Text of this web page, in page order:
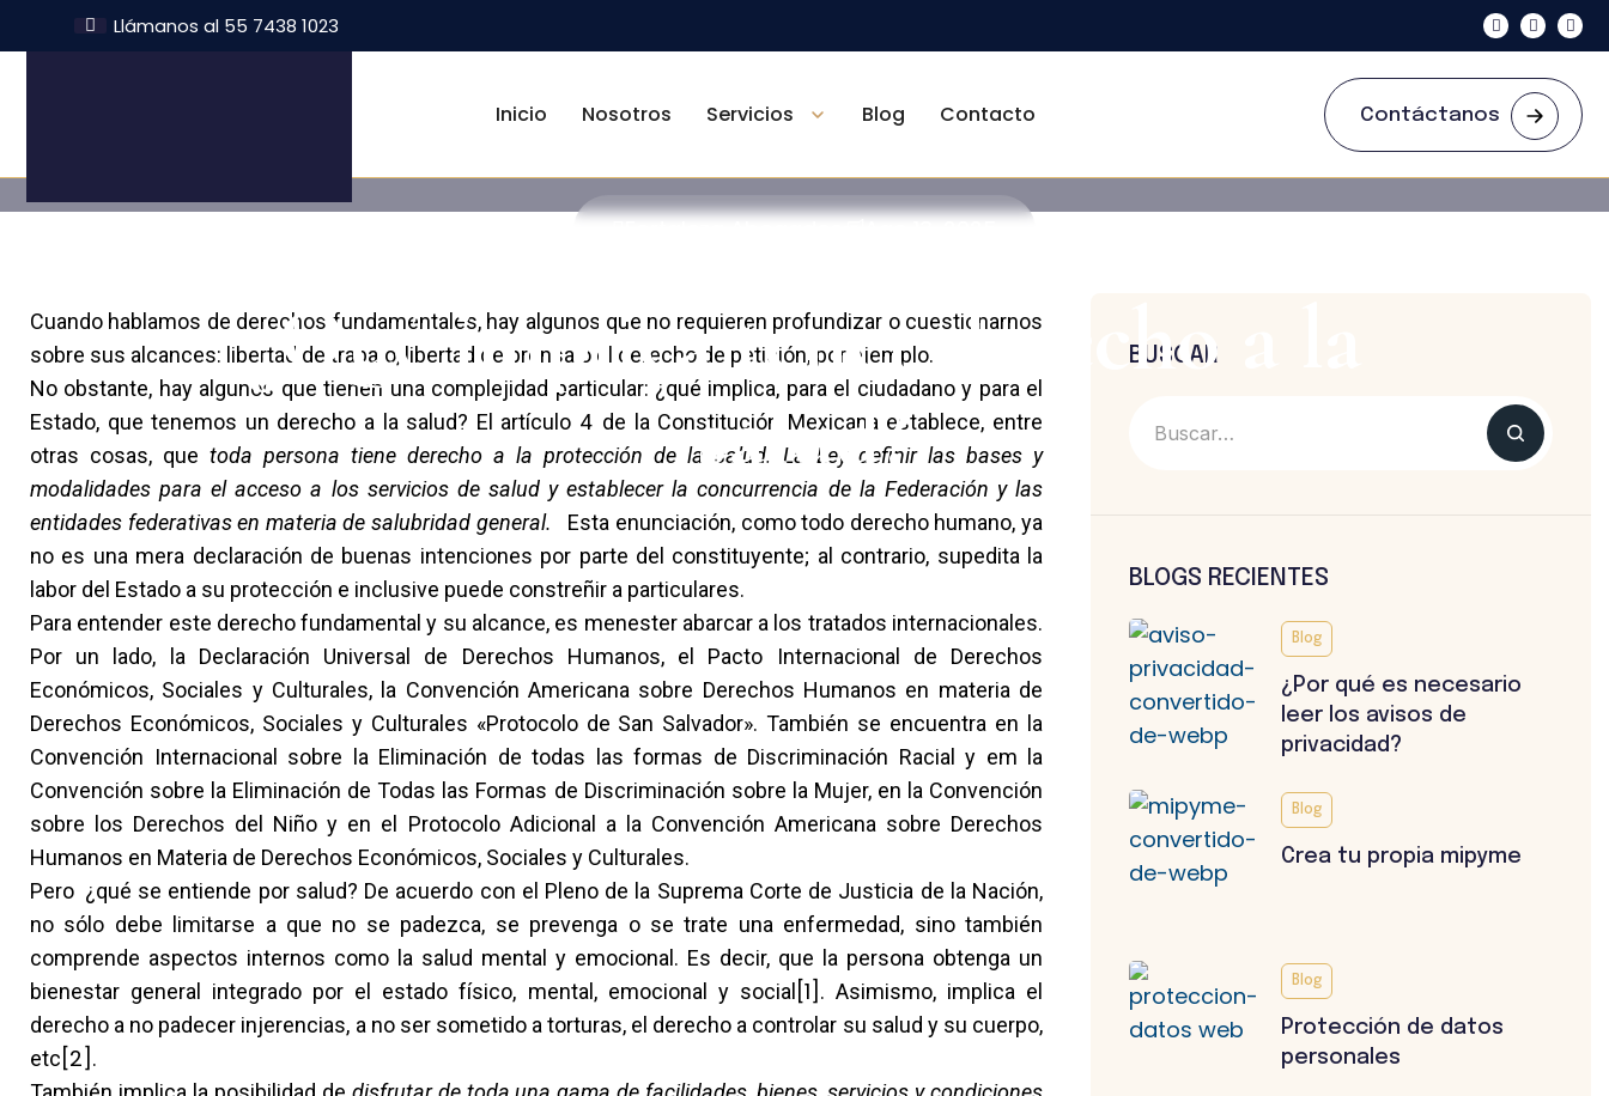
Llámanos al 55 7438 1023
Inicio Nosotros Servicios Blog Contacto Contáctanos
¿Qué implica tener derecho a la
salud?
Cuando hablamos de derechos fundamentales, hay algunos que no requieren profundizar o cuestionarnos
sobre sus alcances: libertad de trabajo, libertad de prensa o el derecho de petición, por ejemplo.
No obstante, hay algunos que tienen una complejidad particular: ¿qué implica, para el ciudadano y para el
Estado, que tenemos un derecho a la salud? El artículo 4 de la Constitución Mexicana establece, entre
otras cosas, que toda persona tiene derecho a la protección de la salud. La Ley definir las bases y
modalidades para el acceso a los servicios de salud y establecer la concurrencia de la Federación y las
entidades federativas en materia de salubridad general. Esta enunciación, como todo derecho humano, ya
no es una mera declaración de buenas intenciones por parte del constituyente; al contrario, supedita la
labor del Estado a su protección e inclusive puede constreñir a particulares.
Para entender este derecho fundamental y su alcance, es menester abarcar a los tratados internacionales.
Por un lado, la Declaración Universal de Derechos Humanos, el Pacto Internacional de Derechos
Económicos, Sociales y Culturales, la Convención Americana sobre Derechos Humanos en materia de
Derechos Económicos, Sociales y Culturales «Protocolo de San Salvador». También se encuentra en la
Convención Internacional sobre la Eliminación de todas las formas de Discriminación Racial y em la
Convención sobre la Eliminación de Todas las Formas de Discriminación sobre la Mujer, en la Convención
sobre los Derechos del Niño y en el Protocolo Adicional a la Convención Americana sobre Derechos
Humanos en Materia de Derechos Económicos, Sociales y Culturales.
Pero ¿qué se entiende por salud? De acuerdo con el Pleno de la Suprema Corte de Justicia de la Nación,
no sólo debe limitarse a que no se padezca, se prevenga o se trate una enfermedad, sino también
comprende aspectos internos como la salud mental y emocional. Es decir, que la persona obtenga un
bienestar general integrado por el estado físico, mental, emocional y social [1] . Asimismo, implica el
derecho a no padecer injerencias, a no ser sometido a torturas, el derecho a controlar su salud y su cuerpo,
etc[2] .
BUSCAR
BLOGS RECIENTES
Blog
¿Por qué es necesario
leer los avisos de
privacidad?
Blog
Crea tu propia mipyme
Blog
Protección de datos
personales